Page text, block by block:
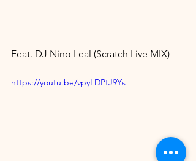
Feat. DJ Nino Leal (Scratch Live MIX)
https://youtu.be/vpyLDPtJ9Ys